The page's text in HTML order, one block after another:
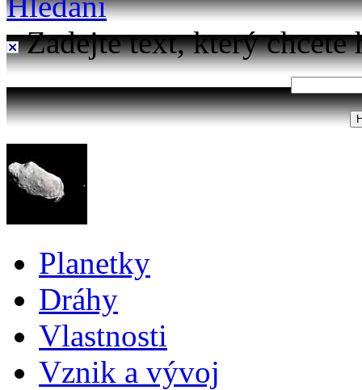
Zadejte text, který chcete
Planetky
Dráhy
Vlastnosti
Vznik a vývoj